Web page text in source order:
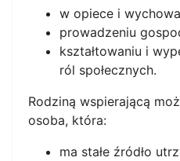
w opiece i
prowadzeniu
kształtowaniu i
ról społecznych.
Rodziną wspierającą
osoba, która:
ma stałe źródło